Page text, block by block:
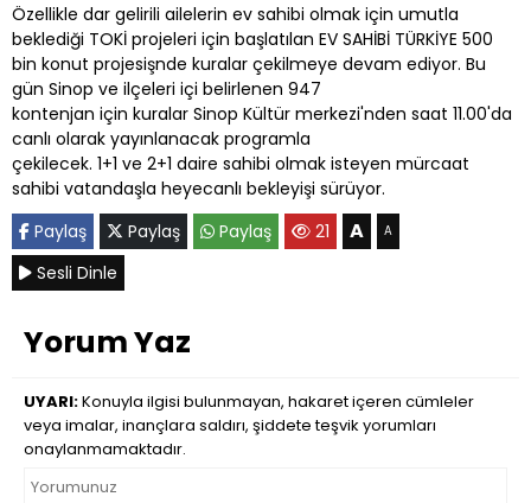
Özellikle dar gelirili ailelerin ev sahibi olmak için umutla
beklediği TOKİ projeleri için başlatılan EV SAHİBİ TÜRKİYE 500
bin konut projesişnde kuralar çekilmeye devam ediyor. Bu
gün Sinop ve ilçeleri içi belirlenen 947
kontenjan için kuralar Sinop Kültür merkezi'nden saat 11.00'da
canlı olarak yayınlanacak programla
çekilecek. 1+1 ve 2+1 daire sahibi olmak isteyen mürcaat
sahibi vatandaşla heyecanlı bekleyişi sürüyor.
Paylaş
Paylaş Paylaş 21 A A
Sesli Dinle
Yorum Yaz
UYARI:Konuyla ilgisi bulunmayan, hakaret içeren cümleler
veya imalar, inançlara saldırı, şiddete teşvik yorumları
onaylanmamaktadır.